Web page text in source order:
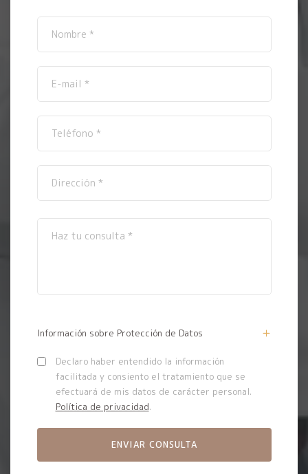
Información sobre Protección de Datos
Declaro haber entendido la información
facilitada y consiento el tratamiento que se
efectuará de mis datos de carácter personal.
Política de privacidad.